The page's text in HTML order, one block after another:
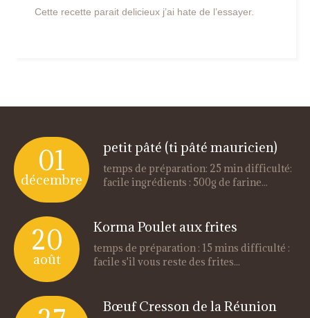
Cette recette parait delicieux j’ai hate de l’essayer.
01
décembre
petit pâté (ti pâté mauricien)
temps de préparation: 25 min difficulté:
facile ingrédients : 500g de farine...
20
août
Korma Poulet aux frites
temps de préparation : 15 mins difficulté :
facile s'il vous reste des frites...
Bœuf Cresson de la Réunion